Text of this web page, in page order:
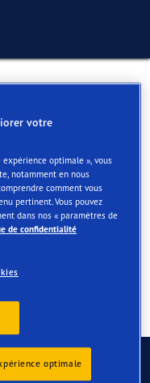
magasin
votre
optimale », vous
notamment en nous
comment vous
pertinent. Vous pouvez
dans nos « paramètres de
de confidentialité
optimale